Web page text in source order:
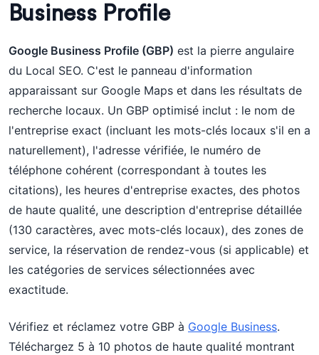
Business Profile
Google Business Profile (GBP) est la pierre angulaire
du Local SEO. C'est le panneau d'information
apparaissant sur Google Maps et dans les résultats de
recherche locaux. Un GBP optimisé inclut : le nom de
l'entreprise exact (incluant les mots-clés locaux s'il en a
naturellement), l'adresse vérifiée, le numéro de
téléphone cohérent (correspondant à toutes les
citations), les heures d'entreprise exactes, des photos
de haute qualité, une description d'entreprise détaillée
(130 caractères, avec mots-clés locaux), des zones de
service, la réservation de rendez-vous (si applicable) et
les catégories de services sélectionnées avec
exactitude.
Vérifiez et réclamez votre GBP à Google Business.
Téléchargez 5 à 10 photos de haute qualité montrant